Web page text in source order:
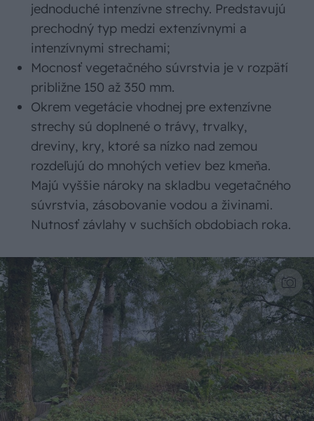
jednoduché intenzívne strechy. Predstavujú
prechodný typ medzi extenzívnymi a
intenzívnymi strechami;
Mocnosť vegetačného súvrstvia je v rozpätí
približne 150 až 350 mm.
Okrem vegetácie vhodnej pre extenzívne
strechy sú doplnené o trávy, trvalky,
dreviny, kry, ktoré sa nízko nad zemou
rozdeľujú do mnohých vetiev bez kmeňa.
Majú vyššie nároky na skladbu vegetačného
súvrstvia, zásobovanie vodou a živinami.
Nutnosť závlahy v suchších obdobiach roka.